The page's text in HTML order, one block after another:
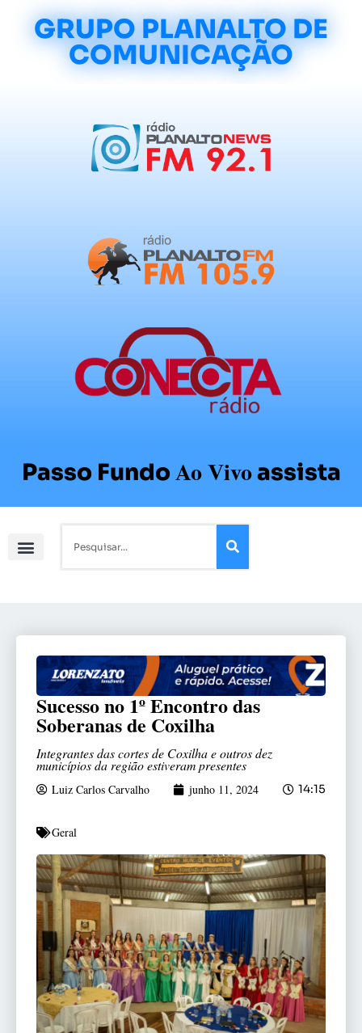
GRUPO PLANALTO DE
COMUNICAÇÃO
Passo FundoAo Vivoassista
Sucesso no 1º Encontro das
Soberanas de Coxilha
Integrantes das cortes de Coxilha e outros dez
municípios da região estiveram presentes
Luiz Carlos Carvalho junho 11, 2024 14:15
Geral